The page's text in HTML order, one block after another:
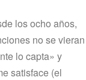
los ocho años,
no se vieran
lo capta» y
satisface (el